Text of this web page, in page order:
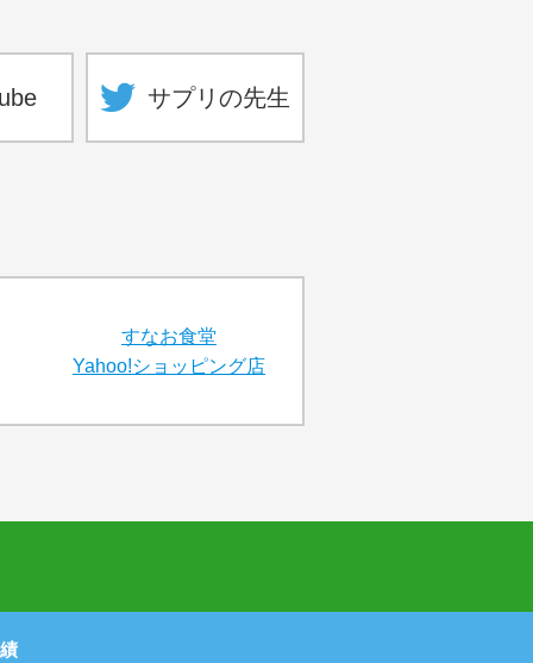
サプリの先生
すなお食堂
Yahoo!ショッピング店